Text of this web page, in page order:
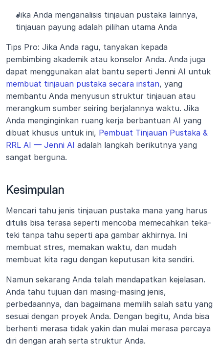
Jika Anda menganalisis tinjauan pustaka lainnya,
tinjauan payung adalah pilihan utama Anda
Tips Pro: Jika Anda ragu, tanyakan kepada
pembimbing akademik atau konselor Anda. Anda juga
membuat tinjauan pustaka secara instan, yang
membantu Anda menyusun struktur tinjauan atau
merangkum sumber seiring berjalannya waktu. Jika
Anda menginginkan ruang kerja berbantuan AI yang
dibuat khusus untuk ini, Pembuat Tinjauan Pustaka &
RRL AI — Jenni AI adalah langkah berikutnya yang
sangat berguna.
Kesimpulan
Mencari tahu jenis tinjauan pustaka mana yang harus
ditulis bisa terasa seperti mencoba memecahkan teka-
teki tanpa tahu seperti apa gambar akhirnya. Ini
membuat stres, memakan waktu, dan mudah
membuat kita ragu dengan keputusan kita sendiri.
Namun sekarang Anda telah mendapatkan kejelasan.
Anda tahu tujuan dari masing-masing jenis,
perbedaannya, dan bagaimana memilih salah satu yang
sesuai dengan proyek Anda. Dengan begitu, Anda bisa
berhenti merasa tidak yakin dan mulai merasa percaya
diri dengan arah serta struktur Anda.